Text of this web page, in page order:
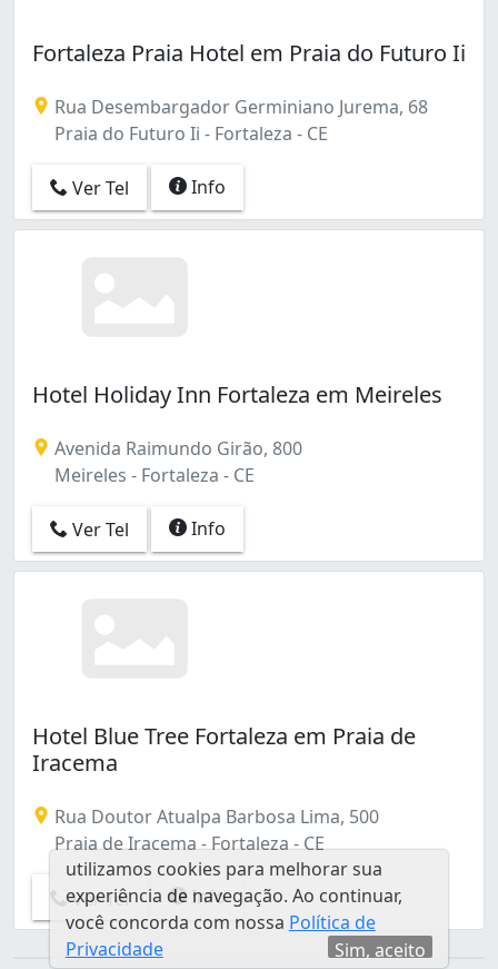
Fortaleza Praia Hotel em Praia do Futuro Ii
Rua Desembargador Germiniano Jurema, 68
Praia do Futuro Ii - Fortaleza - CE
Ver Tel Info
Hotel Holiday Inn Fortaleza em Meireles
Avenida Raimundo Girão, 800
Meireles - Fortaleza - CE
Ver Tel Info
Hotel Blue Tree Fortaleza em Praia de
Iracema
Rua Doutor Atualpa Barbosa Lima, 500
Praia de Iracema - Fortaleza - CE
Ver Tel Info
utilizamos cookies para melhorar sua
experiência de navegação. Ao continuar,
você concorda com nossa Política de
Privacidade
Sim, aceito